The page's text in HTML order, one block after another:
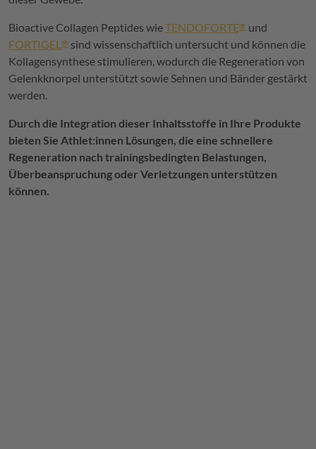
Bioactive Collagen Peptides wieTENDOFORTE® und
FORTIGEL ® sind wissenschaftlich untersucht und können die
Kollagensynthese stimulieren, wodurch die Regeneration von
Gelenkknorpel unterstützt sowie Sehnen und Bänder gestärkt
werden.
Durch die Integration dieser Inhaltsstoffe in Ihre Produkte
bieten Sie Athlet:innen Lösungen, die eine schnellere
Regeneration nach trainingsbedingten Belastungen,
Überbeanspruchung oder Verletzungen unterstützen
können.